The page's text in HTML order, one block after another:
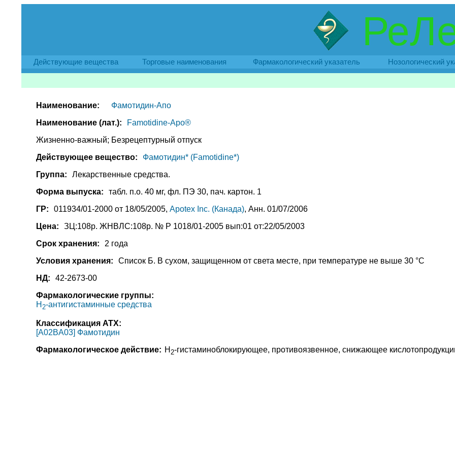
Действующие вещества Торговые наименования Фармакологический указатель Нозологический
Наименование:
Фамотидин-Апо
Наименование (лат.):
Famotidine-Apo®
Жизненно-важный; Безрецептурный отпуск
Действующее вещество:
Фамотидин* (Famotidine*)
Группа:
Лекарственные средства.
Форма выпуска:
табл. п.о. 40 мг, фл. ПЭ 30, пач. картон. 1
ГР:
011934/01-2000 от 18/05/2005, Apotex Inc. (Канада), Анн. 01/07/2006
Цена:
ЗЦ:108р. ЖНВЛС:108р. № Р 1018/01-2005 вып:01 от:22/05/2003
Срок хранения:
2 года
Условия хранения:
Список Б. В сухом, защищенном от света месте, при температуре не выше 30 °C
НД:
42-2673-00
Фармакологические группы:
H 2-антигистаминные средства
Классификация АТХ:
[A02BA03] Фамотидин
Фармакологическое действие: H 2-гистаминоблокирующее, противоязвенное, снижающее